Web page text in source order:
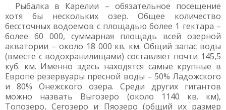
Рыбалка в Карелии – обязательное посещение
хотя бы нескольких озер. Общее количество
бессточных водоемов с площадью более 1 гектара –
более 60 000, суммарная площадь всей озерной
акватории – около 18 000 кв. км. Общий запас воды
(вместе с водохранилищами) составляет почти 145,5
куб. км. Именно здесь находятся самые крупные в
Европе резервуары пресной воды – 50% Ладожского
и 80% Онежского озера. Среди других гигантов
можно назвать Выгозеро (около 1140 кв. км),
Топозеро, Сегозеро и Пяозеро (общий их размер